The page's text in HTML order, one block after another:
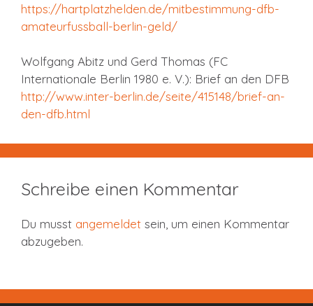
https://hartplatzhelden.de/mitbestimmung-dfb-
amateurfussball-berlin-geld/
Wolfgang Abitz und Gerd Thomas (FC
Internationale Berlin 1980 e. V.): Brief an den DFB
http://www.inter-berlin.de/seite/415148/brief-an-
den-dfb.html
Schreibe einen Kommentar
Du musst angemeldet sein, um einen Kommentar
abzugeben.